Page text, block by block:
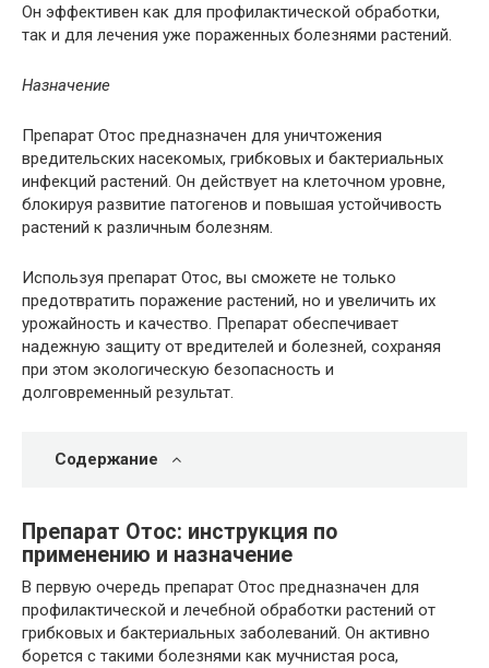
Он эффективен как для профилактической обработки,
так и для лечения уже пораженных болезнями растений.
Назначение
Препарат Отос предназначен для уничтожения
вредительских насекомых, грибковых и бактериальных
инфекций растений. Он действует на клеточном уровне,
блокируя развитие патогенов и повышая устойчивость
растений к различным болезням.
Используя препарат Отос, вы сможете не только
предотвратить поражение растений, но и увеличить их
урожайность и качество. Препарат обеспечивает
надежную защиту от вредителей и болезней, сохраняя
при этом экологическую безопасность и
долговременный результат.
Содержание
Препарат Отос: инструкция по
применению и назначение
В первую очередь препарат Отос предназначен для
профилактической и лечебной обработки растений от
грибковых и бактериальных заболеваний. Он активно
борется с такими болезнями как мучнистая роса,